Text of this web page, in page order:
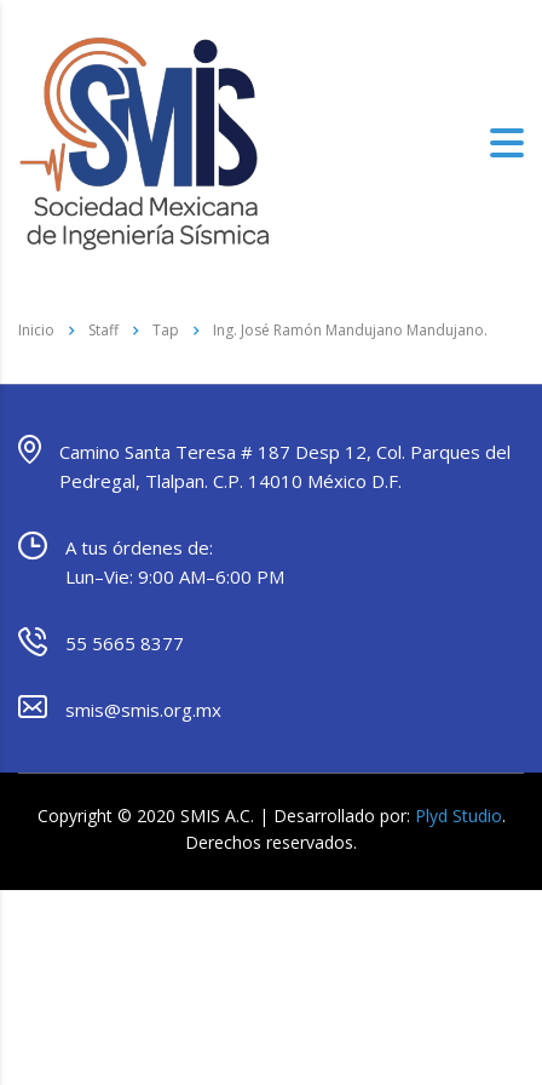
Inicio Staff Tap Ing. José Ramón Mandujano Mandujano.
Camino Santa Teresa # 187 Desp 12, Col. Parques del
Pedregal, Tlalpan. C.P. 14010 México D.F.
A tus órdenes de:
Lun–Vie: 9:00 AM–6:00 PM
55 5665 8377
smis@smis.org.mx
Copyright © 2020 SMIS A.C. | Desarrollado por: Plyd Studio.
Derechos reservados.